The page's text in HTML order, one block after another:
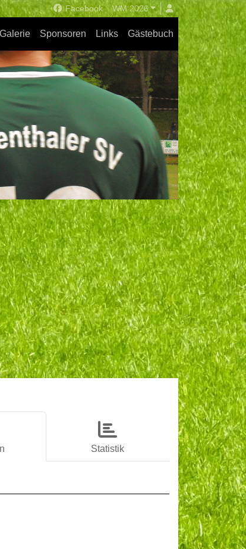
Facebook WM 2026
Galerie Sponsoren Links Gästebuch
Statistik